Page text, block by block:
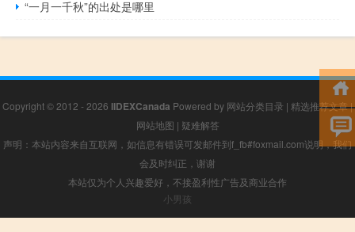
“一月一千秋”的出处是哪里
Copyright © 2012 - 2026 IIDEXCanada Powered by 网站分类目录 | 精选推荐文章|
网站地图 | 疑难解答
声明：本站内容来自互联网，如信息有错误可发邮件到f_fb#foxmail.com说明，我们
会及时纠正，谢谢
本站仅为个人兴趣爱好，不接盈利性广告及商业合作
小男孩